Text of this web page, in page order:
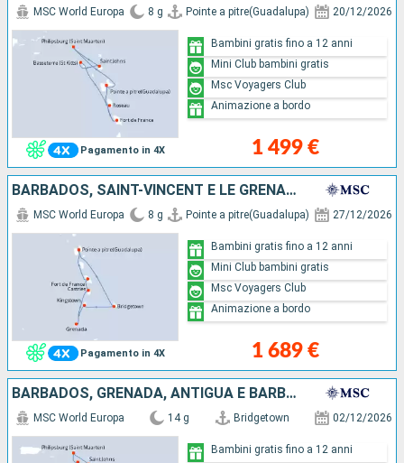
Pagamento in 4X
MSC World Europa 8 g Pointe a pitre(Guadalupa) 20/12/2026
1 499 €
Bambini gratis fino a 12 anni
Mini Club bambini gratis
Msc Voyagers Club
Animazione a bordo
BARBADOS, SAINT-VINCENT E LE GRENADINE, GRENADA, SANTA LUCIA, MARTINICA, GUADALUPA
Pagamento in 4X
MSC World Europa 8 g Pointe a pitre(Guadalupa) 27/12/2026
1 689 €
Bambini gratis fino a 12 anni
Mini Club bambini gratis
Msc Voyagers Club
Animazione a bordo
BARBADOS, GRENADA, ANTIGUA E BARBUDA, SAINT MARTIN, SAN CRISTOFORO E NEVIS, DOMINICA, MARTINICA, GUADALUPA, SANTA LUCIA
MSC World Europa 14 g Bridgetown 02/12/2026
Bambini gratis fino a 12 anni